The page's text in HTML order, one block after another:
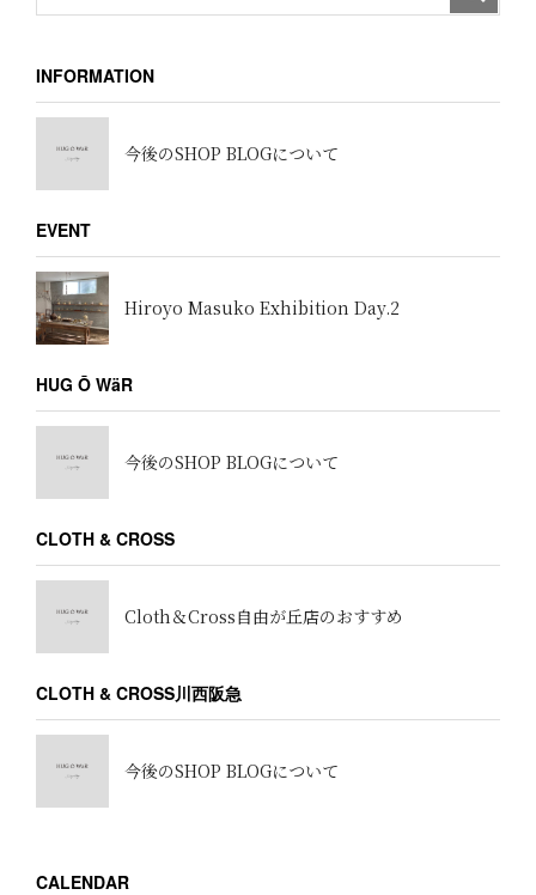
INFORMATION
今後のSHOP BLOGについて
EVENT
Hiroyo Masuko Exhibition Day.2
HUG Ō WäR
今後のSHOP BLOGについて
CLOTH & CROSS
Cloth＆Cross自由が丘店のおすすめ
CLOTH & CROSS川西阪急
今後のSHOP BLOGについて
CALENDAR